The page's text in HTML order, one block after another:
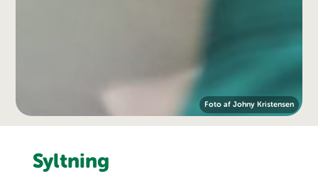
Foto af Johny Kristensen
Syltning